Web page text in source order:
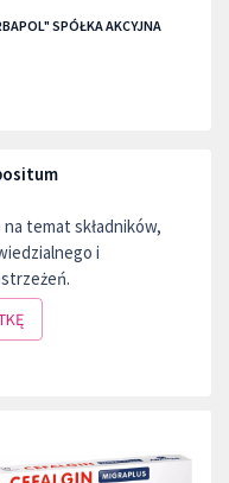
SPÓŁKA AKCYJNA
temat składników,
i